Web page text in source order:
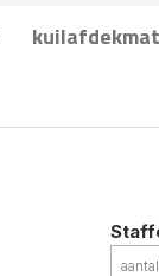
aantal